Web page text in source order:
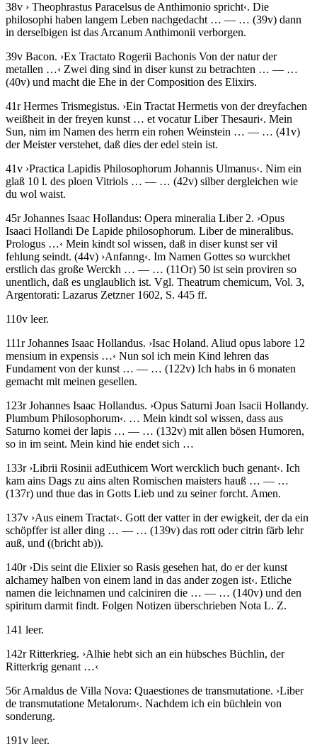
38v › Theophrastus Paracelsus de Anthimonio spricht‹. Die
philosophi haben langem Leben nachgedacht … — … (39v) dann
in derselbigen ist das Arcanum Anthimonii verborgen.
39v Bacon. ›Ex Tractato Rogerii Bachonis Von der natur der
metallen …‹ Zwei ding sind in diser kunst zu betrachten … — …
(40v) und macht die Ehe in der Composition des Elixirs.
41rHermes Trismegistus. ›Ein Tractat Hermetis von der dreyfachen
weißheit in der freyen kunst … et vocatur Liber Thesauri‹. Mein
Sun, nim im Namen des herrn ein rohen Weinstein … — … (41v)
der Meister verstehet, daß dies der edel stein ist.
41v ›Practica Lapidis Philosophorum Johannis Ulmanus‹. Nim ein
glaß 10 l. des ploen Vitriols … — … (42v) silber dergleichen wie
du wol waist.
45rJohannes Isaac Hollandus: Opera mineralia Liber 2. ›Opus
Isaaci Hollandi De Lapide philosophorum. Liber de mineralibus.
Prologus …‹ Mein kindt sol wissen, daß in diser kunst ser vil
fehlung seindt. (44v) ›Anfanng‹. Im Namen Gottes so wurckhet
erstlich das große Werckh … — … (11Or) 50 ist sein proviren so
unentlich, daß es unglaublich ist. Vgl. Theatrum chemicum, Vol. 3,
Argentorati: Lazarus Zetzner 1602, S. 445 ff.
110v leer.
111rJohannes Isaac Hollandus. ›Isac Holand. Aliud opus labore 12
mensium in expensis …‹ Nun sol ich mein Kind lehren das
Fundament von der kunst … — … (122v) Ich habs in 6 monaten
gemacht mit meinen gesellen.
123rJohannes Isaac Hollandus. ›Opus Saturni Joan Isacii Hollandy.
Plumbum Philosophorum‹. … Mein kindt sol wissen, dass aus
Saturno komei der lapis … — … (132v) mit allen bösen Humoren,
so in im seint. Mein kind hie endet sich …
133r ›Librii Rosinii adEuthicem Wort wercklich buch genant‹. Ich
kam ains Dags zu ains alten Romischen maisters hauß … — …
(137r) und thue das in Gotts Lieb und zu seiner forcht. Amen.
137v ›Aus einem Tractat‹. Gott der vatter in der ewigkeit, der da ein
schöpffer ist aller ding … — … (139v) das rott oder citrin färb lehr
auß, und ((bricht ab)).
140r ›Dis seint die Elixier so Rasis gesehen hat, do er der kunst
alchamey halben von einem land in das ander zogen ist‹. Etliche
namen die leichnamen und calciniren die … — … (140v) und den
spiritum darmit findt. Folgen Notizen überschrieben Nota L. Z.
141 leer.
142rRitterkrieg. ›Alhie hebt sich an ein hübsches Büchlin, der
Ritterkrig genant …‹
56rArnaldus de Villa Nova: Quaestiones de transmutatione. ›Liber
de transmutatione Metalorum‹. Nachdem ich ein büchlein von
sonderung.
191v leer.